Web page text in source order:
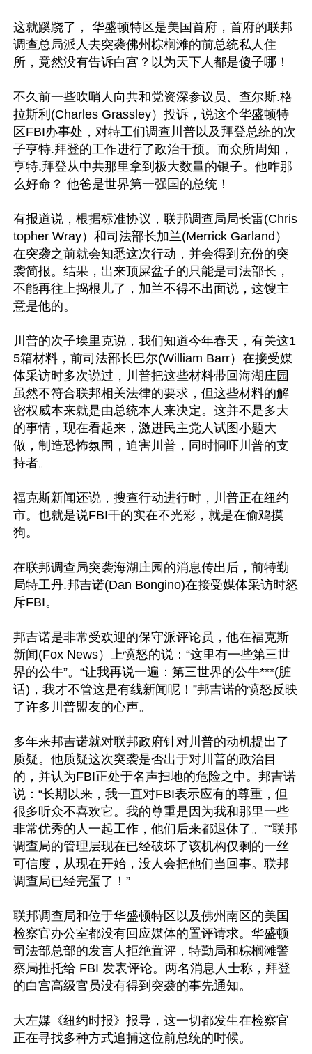
这就蹊跷了， 华盛顿特区是美国首府，首府的联邦
调查总局派人去突袭佛州棕榈滩的前总统私人住
所，竟然没有告诉白宫？以为天下人都是傻子哪！
不久前一些吹哨人向共和党资深参议员、查尔斯.格
拉斯利(Charles Grassley）投诉，说这个华盛顿特
区FBI办事处，对特工们调查川普以及拜登总统的次
子亨特.拜登的工作进行了政治干预。而众所周知，
亨特.拜登从中共那里拿到极大数量的银子。他咋那
么好命？ 他爸是世界第一强国的总统！
有报道说，根据标准协议，联邦调查局局长雷(Chris
topher Wray）和司法部长加兰(Merrick Garland）
在突袭之前就会知悉这次行动，并会得到充份的突
袭简报。结果，出来顶屎盆子的只能是司法部长，
不能再往上捣根儿了，加兰不得不出面说，这馊主
意是他的。
川普的次子埃里克说，我们知道今年春天，有关这1
5箱材料，前司法部长巴尔(William Barr）在接受媒
体采访时多次说过，川普把这些材料带回海湖庄园
虽然不符合联邦相关法律的要求，但这些材料的解
密权威本来就是由总统本人来决定。这并不是多大
的事情，现在看起来，激进民主党人试图小题大
做，制造恐怖氛围，迫害川普，同时恫吓川普的支
持者。
福克斯新闻还说，搜查行动进行时，川普正在纽约
市。也就是说FBI干的实在不光彩，就是在偷鸡摸
狗。
在联邦调查局突袭海湖庄园的消息传出后，前特勤
局特工丹.邦吉诺(Dan Bongino)在接受媒体采访时怒
斥FBI。
邦吉诺是非常受欢迎的保守派评论员，他在福克斯
新闻(Fox News）上愤怒的说：“这里有一些第三世
界的公牛”。“让我再说一遍：第三世界的公牛***(脏
话)，我才不管这是有线新闻呢！”邦吉诺的愤怒反映
了许多川普盟友的心声。
多年来邦吉诺就对联邦政府针对川普的动机提出了
质疑。他质疑这次突袭是否出于对川普的政治目
的，并认为FBI正处于名声扫地的危险之中。邦吉诺
说：“长期以来，我一直对FBI表示应有的尊重，但
很多听众不喜欢它。我的尊重是因为我和那里一些
非常优秀的人一起工作，他们后来都退休了。”“联邦
调查局的管理层现在已经破坏了该机构仅剩的一丝
可信度，从现在开始，没人会把他们当回事。联邦
调查局已经完蛋了！”
联邦调查局和位于华盛顿特区以及佛州南区的美国
检察官办公室都没有回应媒体的置评请求。华盛顿
司法部总部的发言人拒绝置评，特勤局和棕榈滩警
察局推托给 FBI 发表评论。两名消息人士称，拜登
的白宫高级官员没有得到突袭的事先通知。
大左媒《纽约时报》报导，这一切都发生在检察官
正在寻找多种方式追捕这位前总统的时候。